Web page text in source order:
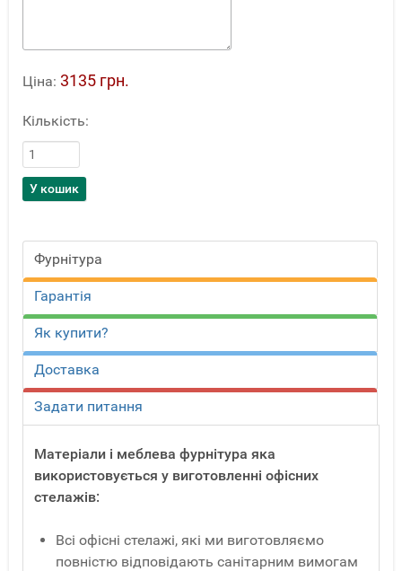
Ціна: 3135 грн.
Кількість:
Фурнітура
Гарантія
Як купити?
Доставка
Задати питання
Матеріали і меблева фурнітура яка
використовується у виготовленні офісних
стелажів:
Всі офісні стелажі, які ми виготовляємо
повністю відповідають санітарним вимогам